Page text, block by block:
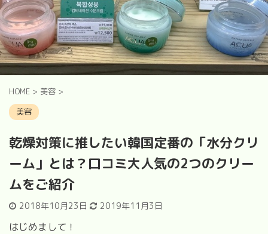
HOME > 美容 >
美容
乾燥対策に推したい韓国定番の「水分クリ
ーム」とは？口コミ大人気の2つのクリー
ムをご紹介
2018年10月23日 2019年11月3日
はじめまして！